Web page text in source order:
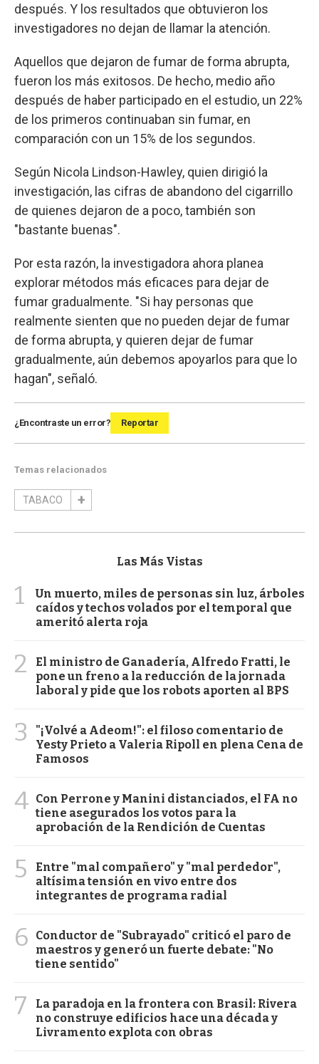
después. Y los resultados que obtuvieron los
investigadores no dejan de llamar la atención.
Aquellos que dejaron de fumar de forma abrupta,
fueron los más exitosos. De hecho, medio año
después de haber participado en el estudio, un 22%
de los primeros continuaban sin fumar, en
comparación con un 15% de los segundos.
Según Nicola Lindson-Hawley, quien dirigió la
investigación, las cifras de abandono del cigarrillo
de quienes dejaron de a poco, también son
"bastante buenas".
Por esta razón, la investigadora ahora planea
explorar métodos más eficaces para dejar de
fumar gradualmente. "Si hay personas que
realmente sienten que no pueden dejar de fumar
de forma abrupta, y quieren dejar de fumar
gradualmente, aún debemos apoyarlos para que lo
hagan", señaló.
¿Encontraste un error? Reportar
Temas relacionados
TABACO
Las Más Vistas
1
Un muerto, miles de personas sin luz, árboles
caídos y techos volados por el temporal que
ameritó alerta roja
2
El ministro de Ganadería, Alfredo Fratti, le
pone un freno a la reducción de la jornada
laboral y pide que los robots aporten al BPS
3
"¡Volvé a Adeom!": el filoso comentario de
Yesty Prieto a Valeria Ripoll en plena Cena de
Famosos
4 Con Perrone y Manini distanciados, el FA no
tiene asegurados los votos para la
aprobación de la Rendición de Cuentas
5
Entre "mal compañero" y "mal perdedor",
altísima tensión en vivo entre dos
integrantes de programa radial
6
Conductor de "Subrayado" criticó el paro de
maestros y generó un fuerte debate: "No
tiene sentido"
7
La paradoja en la frontera con Brasil: Rivera
no construye edificios hace una década y
Livramento explota con obras